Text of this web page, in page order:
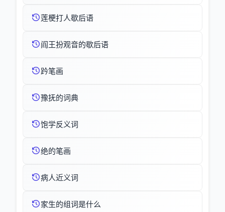
莲梗打人歇后语
阎王扮观音的歇后语
趻笔画
豫抚的词典
饱学反义词
绝的笔画
病人近义词
家生的组词是什么